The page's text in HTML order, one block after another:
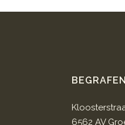
6562 AV